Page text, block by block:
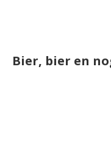
Bier, bier en